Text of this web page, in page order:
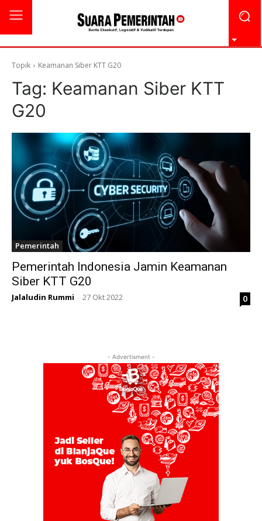
Topik Keamanan Siber KTT G20
Tag: Keamanan Siber KTT
G20
Pemerintah
Pemerintah Indonesia Jamin Keamanan
Siber KTT G20
Jalaludin Rummi - 27 Okt 2022 0
- Advertisment -